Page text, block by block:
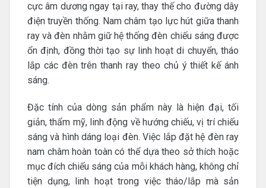
cực âm dương ngay tại ray, thay thế cho đường dây
điện truyền thống. Nam châm tạo lực hút giữa thanh
ray và đèn nhằm giữ hệ thống đèn chiếu sáng được
ổn định, đồng thời tạo sự linh hoạt di chuyển, tháo
lắp các đèn trên thanh ray theo chủ ý thiết kế ánh
sáng.
Đặc tính của dòng sản phẩm này là hiện đại, tối
giản, thẩm mỹ, linh động về hướng chiếu, vị trí chiếu
sáng và hình dáng loại đèn. Việc lắp đặt hệ đèn ray
nam châm hoàn toàn có thể dựa theo sở thích hoặc
mục đích chiếu sáng của mỗi khách hàng, không chỉ
tiện dụng, linh hoạt trong việc tháo/lắp mà sản